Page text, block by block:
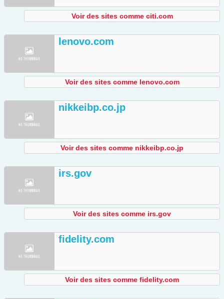
Voir des sites comme citi.com
lenovo.com
Voir des sites comme lenovo.com
nikkeibp.co.jp
Voir des sites comme nikkeibp.co.jp
irs.gov
Voir des sites comme irs.gov
fidelity.com
Voir des sites comme fidelity.com